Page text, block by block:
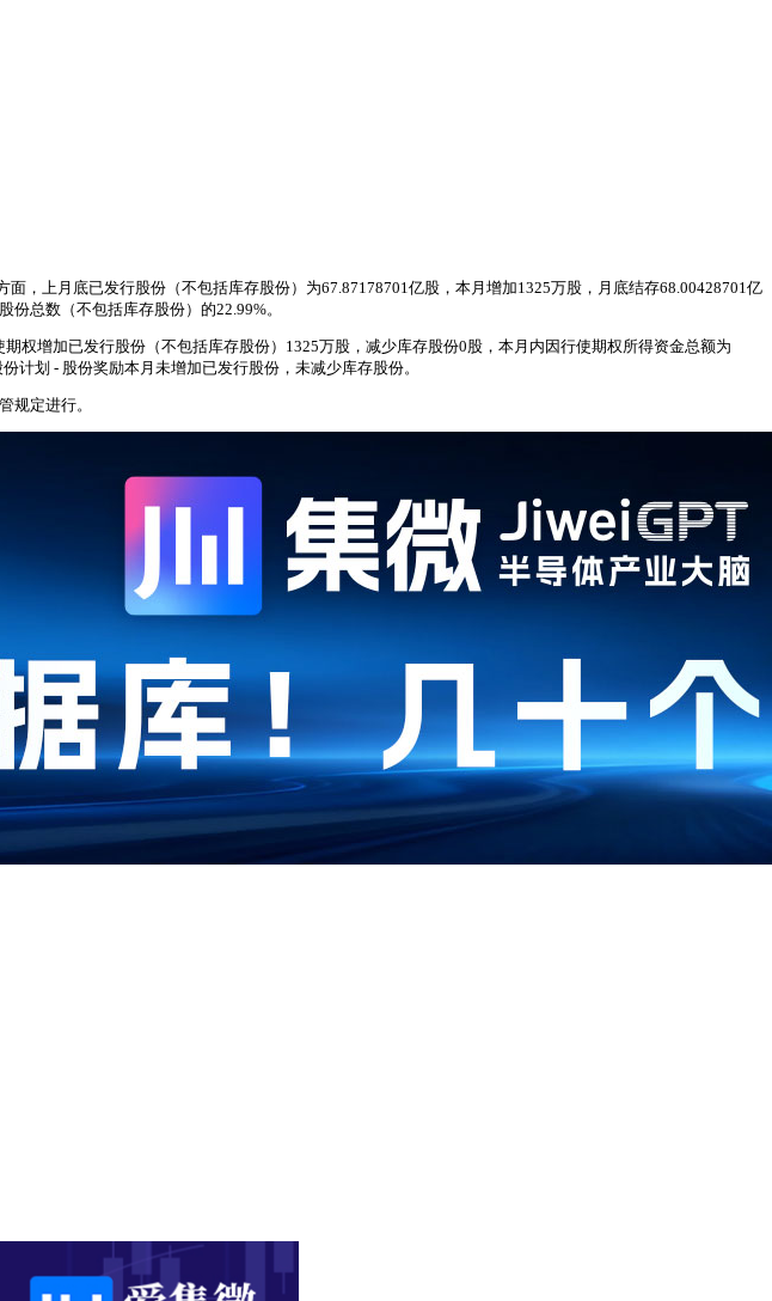
，上月底已发行股份（不包括库存股份）为67.87178701亿股，本月增加1325万股，月底结存68.00428701亿
总数（不包括库存股份）的22.99%。
权增加已发行股份（不包括库存股份）1325万股，减少库存股份0股，本月内因行使期权所得资金总额为
计划 - 股份奖励本月未增加已发行股份，未减少库存股份。
规定进行。